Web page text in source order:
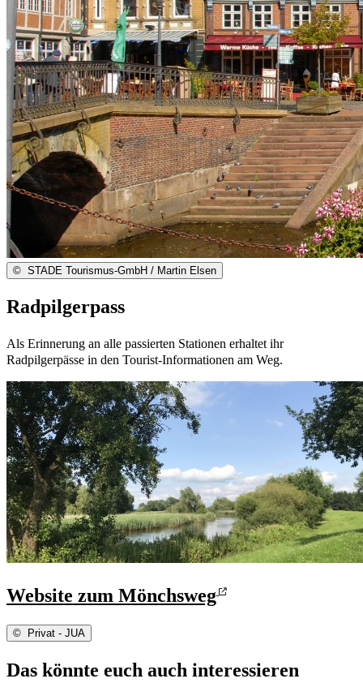
© STADE Tourismus-GmbH / Martin Elsen
Radpilgerpass
Als Erinnerung an alle passierten Stationen erhaltet ihr
Radpilgerpässe in den Tourist-Informationen am Weg.
Website zum Mönchsweg
© Privat - JUA
Das könnte euch auch interessieren